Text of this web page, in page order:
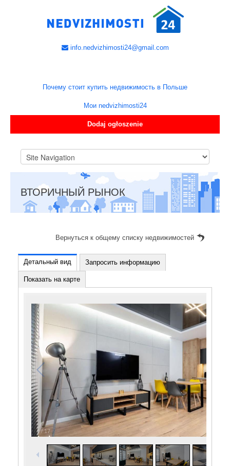
info.nedvizhimosti24@gmail.com
Почему стоит купить недвижимость в Польше
Мои nedvizhimosti24
Dodaj ogłoszenie
ВТОРИЧНЫЙ РЫНОК
Вернуться к общему списку недвижимостей
Детальный вид Запросить информацию
Показать на карте
1/17